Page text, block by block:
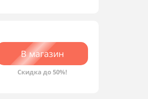
В магазин
Скидка до 50%!